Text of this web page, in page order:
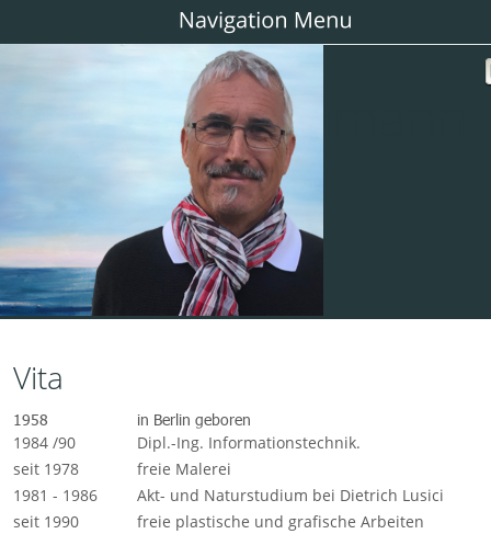
Rainer Schumann
Vita
1958
in Berlin geboren
1984 /90
Dipl.-Ing. Informationstechnik.
seit 1978
freie Malerei
1981 - 1986
Akt- und Naturstudium bei Dietrich Lusici
seit 1990
freie plastische und grafische Arbeiten